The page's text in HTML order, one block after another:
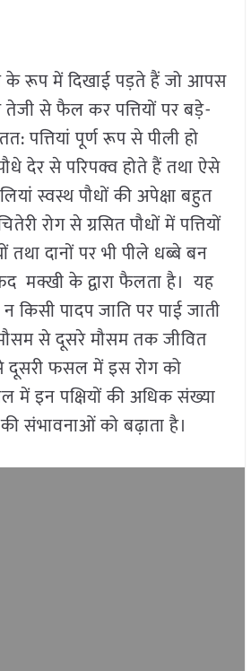
के रूप में दिखाई पड़ते हैं जो आपस
से फैल कर पत्तियों पर बड़े-
पत्तियां पूर्ण रूप से पीली हो
देर से परिपक्व होते हैं तथा ऐसे
स्वस्थ पौधों की अपेक्षा बहुत
रोग से ग्रसित पौधों में पत्तियों
दानों पर भी पीले धब्बे बन
मक्खी के द्वारा फैलता है। यह
किसी पादप जाति पर पाई जाती
से दूसरे मौसम तक जीवित
फसल में इस रोग को
इन पक्षियों की अधिक संख्या
संभावनाओं को बढ़ाता है।